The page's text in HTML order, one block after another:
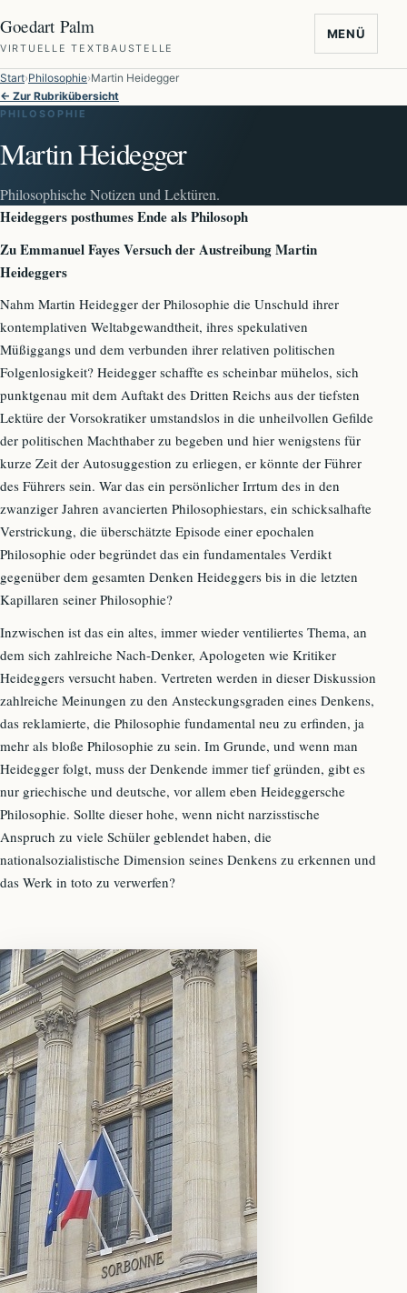
Goedart Palm
VIRTUELLE TEXTBAUSTELLE
MENÜ
Start Philosophie Martin Heidegger
← Zur Rubrikübersicht
PHILOSOPHIE
Martin Heidegger
Philosophische Notizen und Lektüren.
Heideggers posthumes Ende als Philosoph
Zu Emmanuel Fayes Versuch der Austreibung Martin
Heideggers
Nahm Martin Heidegger der Philosophie die Unschuld ihrer
kontemplativen Weltabgewandtheit, ihres spekulativen
Müßiggangs und dem verbunden ihrer relativen politischen
Folgenlosigkeit? Heidegger schaffte es scheinbar mühelos, sich
punktgenau mit dem Auftakt des Dritten Reichs aus der tiefsten
Lektüre der Vorsokratiker umstandslos in die unheilvollen Gefilde
der politischen Machthaber zu begeben und hier wenigstens für
kurze Zeit der Autosuggestion zu erliegen, er könnte der Führer
des Führers sein. War das ein persönlicher Irrtum des in den
zwanziger Jahren avancierten Philosophiestars, ein schicksalhafte
Verstrickung, die überschätzte Episode einer epochalen
Philosophie oder begründet das ein fundamentales Verdikt
gegenüber dem gesamten Denken Heideggers bis in die letzten
Kapillaren seiner Philosophie?
Inzwischen ist das ein altes, immer wieder ventiliertes Thema, an
dem sich zahlreiche Nach-Denker, Apologeten wie Kritiker
Heideggers versucht haben. Vertreten werden in dieser Diskussion
zahlreiche Meinungen zu den Ansteckungsgraden eines Denkens,
das reklamierte, die Philosophie fundamental neu zu erfinden, ja
mehr als bloße Philosophie zu sein. Im Grunde, und wenn man
Heidegger folgt, muss der Denkende immer tief gründen, gibt es
nur griechische und deutsche, vor allem eben Heideggersche
Philosophie. Sollte dieser hohe, wenn nicht narzisstische
Anspruch zu viele Schüler geblendet haben, die
nationalsozialistische Dimension seines Denkens zu erkennen und
das Werk in toto zu verwerfen?